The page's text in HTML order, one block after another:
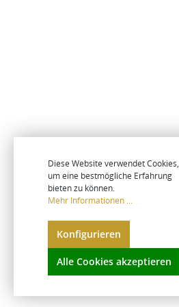
Diese Website verwendet Cookies,
um eine bestmögliche Erfahrung
bieten zu können.
Mehr Informationen ...
Konfigurieren
Alle Cookies akzeptieren